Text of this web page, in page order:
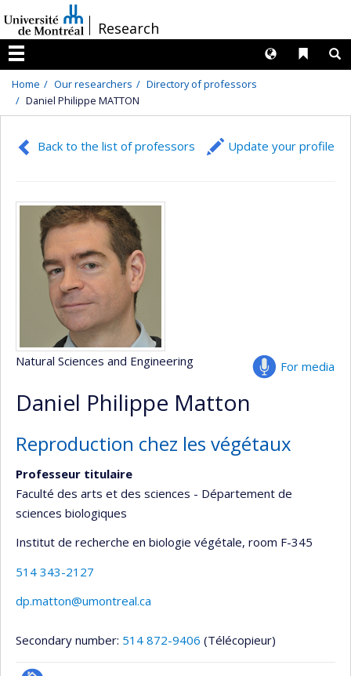
au
contenu
/Research
Menu
Liens
Langues
Home Our researchers
Directory of professors
Daniel Philippe MATTON
Back to the list of professors Update your profile
For media
Natural Sciences and Engineering
Daniel Philippe Matton
Reproduction chez les végétaux
Professeur titulaire
Faculté des arts et des sciences - Département de
sciences biologiques
Institut de recherche en biologie végétale, room F-345
514 343-2127
dp.matton@umontreal.ca
Secondary number: 514 872-9406 (Télécopieur)